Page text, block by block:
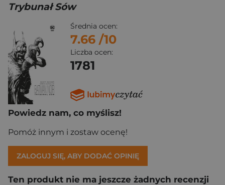
Trybunał Sów
Średnia ocen:
7.66 /10
Liczba ocen:
1781
Powiedz nam, co myślisz!
Pomóż innym i zostaw ocenę!
ZALOGUJ SIĘ, ABY DODAĆ OPINIĘ
Ten produkt nie ma jeszcze żadnych recenzji